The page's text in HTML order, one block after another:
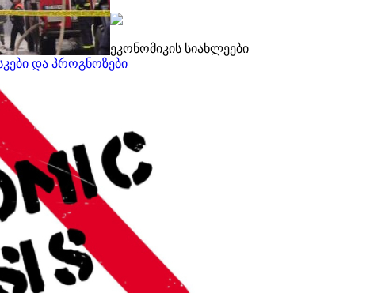
ეკონომიკის სიახლეები
და პროგნოზები